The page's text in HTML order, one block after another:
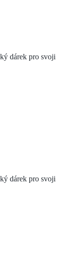
dárek pro svoji
dárek pro svoji